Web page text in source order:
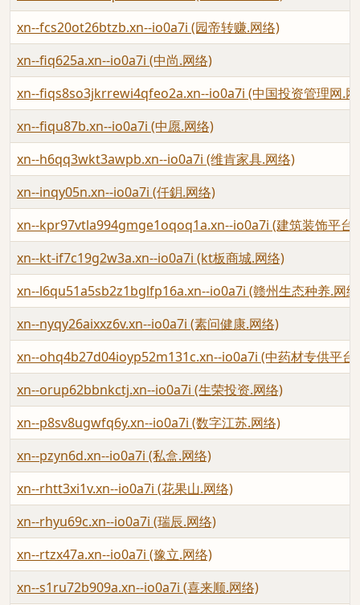
xn--fcs20ot26btzb.xn--io0a7i (园帝转赚.网络)
xn--fiq625a.xn--io0a7i (中尚.网络)
xn--fiqs8so3jkrrewi4qfeo2a.xn--io0a7i (中国投资管理网.
xn--fiqu87b.xn--io0a7i (中愿.网络)
xn--h6qq3wkt3awpb.xn--io0a7i (维肯家具.网络)
xn--inqy05n.xn--io0a7i (仟鈅.网络)
xn--kpr97vtla994gmge1oqoq1a.xn--io0a7i (建筑装饰平台
xn--kt-if7c19g2w3a.xn--io0a7i (kt板商城.网络)
xn--l6qu51a5sb2z1bglfp16a.xn--io0a7i (赣州生态种养.网
xn--nyqy26aixxz6v.xn--io0a7i (素问健康.网络)
xn--ohq4b27d04ioyp52m131c.xn--io0a7i (中药材专供平台
xn--orup62bbnkctj.xn--io0a7i (生荣投资.网络)
xn--p8sv8ugwfq6y.xn--io0a7i (数字江苏.网络)
xn--pzyn6d.xn--io0a7i (私盒.网络)
xn--rhtt3xi1v.xn--io0a7i (花果山.网络)
xn--rhyu69c.xn--io0a7i (瑞辰.网络)
xn--rtzx47a.xn--io0a7i (豫立.网络)
xn--s1ru72b909a.xn--io0a7i (喜来顺.网络)